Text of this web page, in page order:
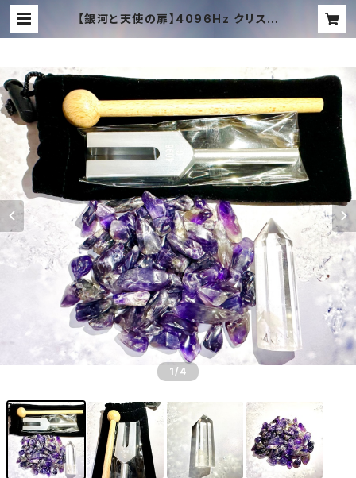
【銀河と天使の扉】4096Hz クリスタ
1 /4